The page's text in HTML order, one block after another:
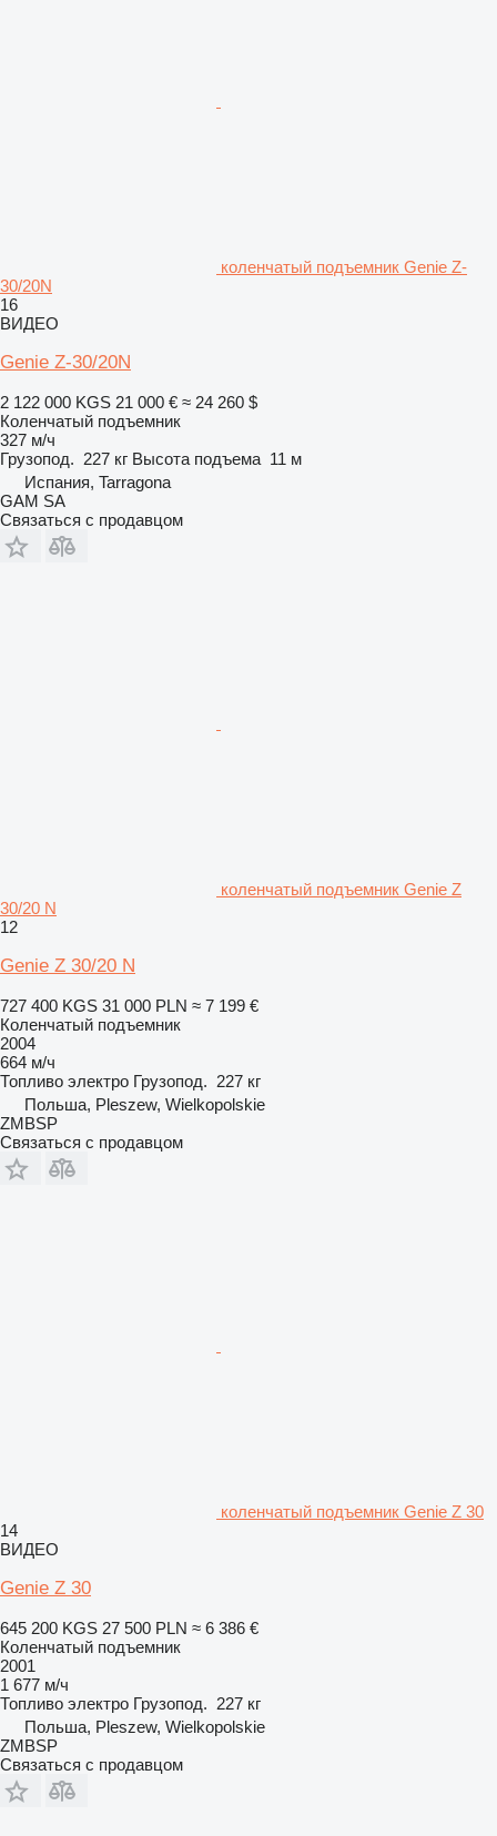
коленчатый подъемник Genie Z-
30/20N
16
ВИДЕО
Genie Z-30/20N
2 122 000 KGS 21 000 € ≈ 24 260 $
Коленчатый подъемник
327 м/ч
Грузопод. 227 кг Высота подъема 11 м
Испания, Tarragona
GAM SA
Связаться с продавцом
коленчатый подъемник Genie Z
30/20 N
12
Genie Z 30/20 N
727 400 KGS 31 000 PLN ≈ 7 199 €
Коленчатый подъемник
2004
664 м/ч
Топливо электро Грузопод. 227 кг
Польша, Pleszew, Wielkopolskie
ZMBSP
Связаться с продавцом
коленчатый подъемник Genie Z 30
14
ВИДЕО
Genie Z 30
645 200 KGS 27 500 PLN ≈ 6 386 €
Коленчатый подъемник
2001
1 677 м/ч
Топливо электро Грузопод. 227 кг
Польша, Pleszew, Wielkopolskie
ZMBSP
Связаться с продавцом